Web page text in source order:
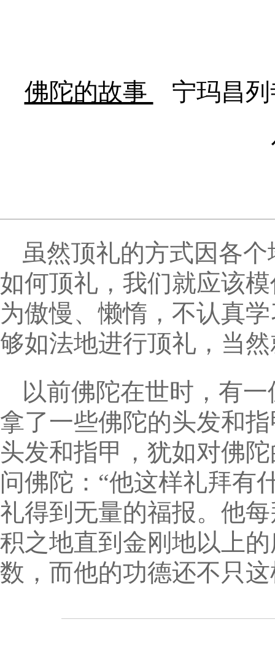
佛陀的故事
宁玛昌
虽然顶礼的方式因各
如何顶礼，我们就应该
为傲慢、懒惰，不认真
够如法地进行顶礼，当
以前佛陀在世时，有
拿了一些佛陀的头发和
头发和指甲，犹如对佛
问佛陀：“他这样礼拜有
礼得到无量的福报。他
积之地直到金刚地以上
数，而他的功德还不只这